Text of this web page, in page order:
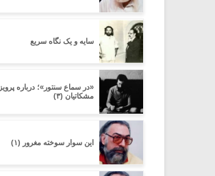
سایه و یک نگاه سریع
«در سماع سنتور»؛ درباره پرویز
مشکاتیان (۳)
این سوار سوخته مغرور (۱)